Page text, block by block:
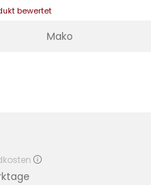
bewertet
Mako